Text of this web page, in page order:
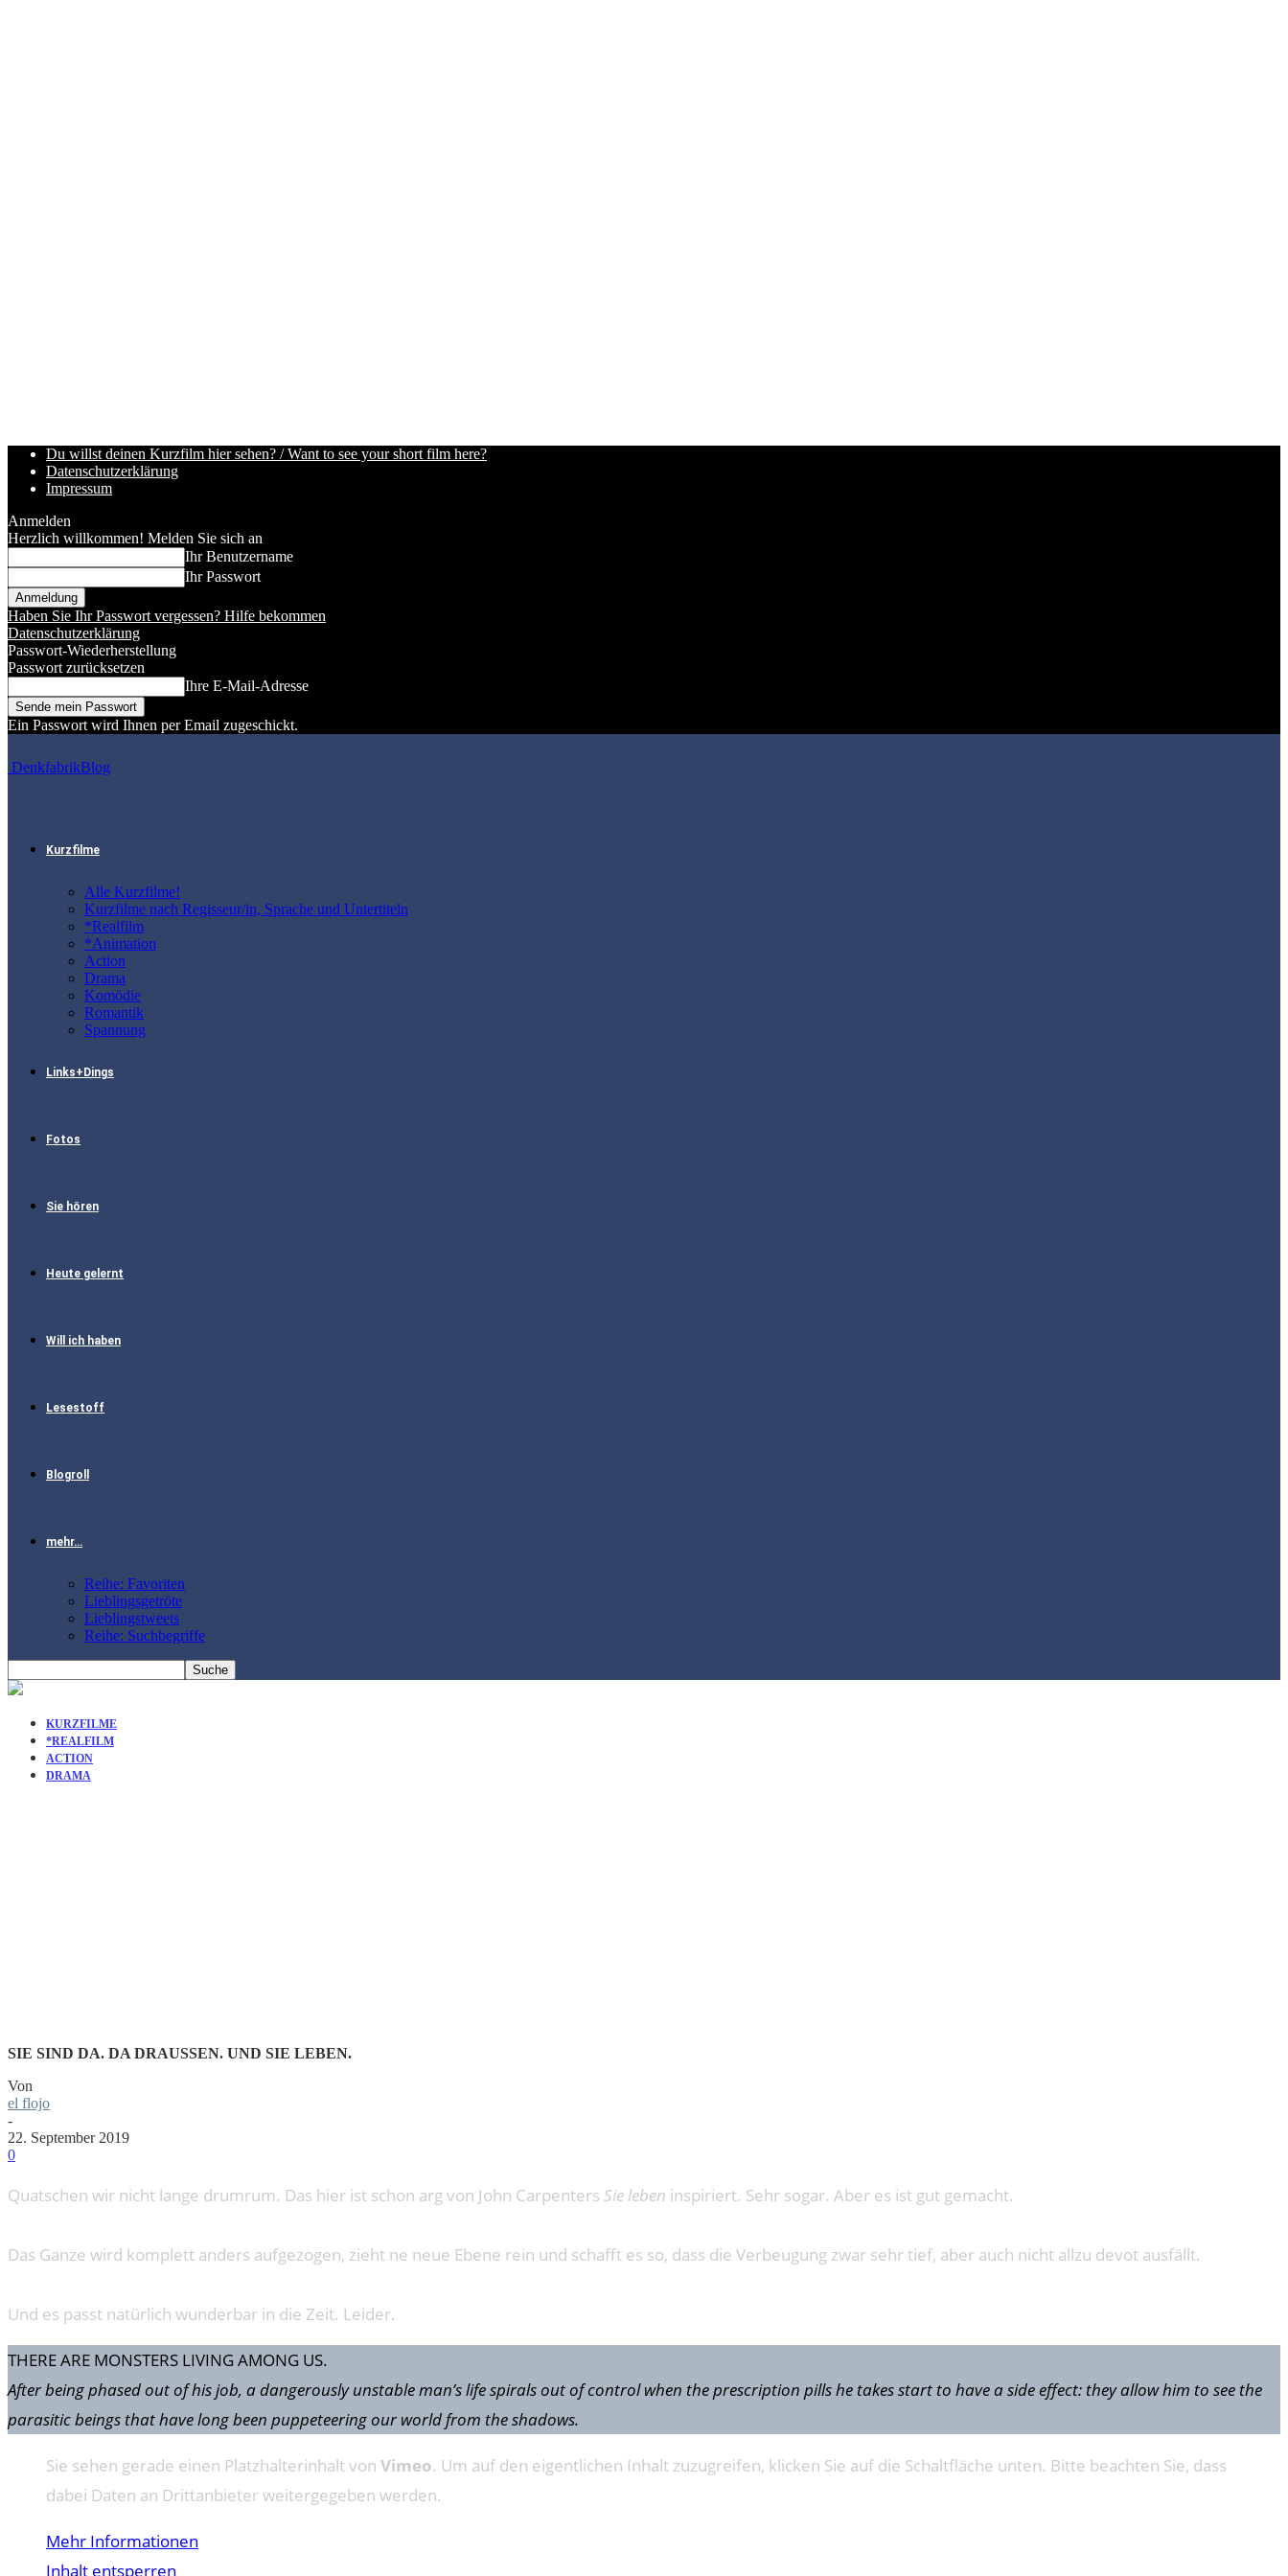
Du willst deinen Kurzfilm hier sehen? / Want to see your short film here?
Datenschutzerklärung
Impressum
Anmelden
Herzlich willkommen! Melden Sie sich an
Ihr Benutzername
Ihr Passwort
Haben Sie Ihr Passwort vergessen? Hilfe bekommen
Datenschutzerklärung
Passwort-Wiederherstellung
Passwort zurücksetzen
Ihre E-Mail-Adresse
Ein Passwort wird Ihnen per Email zugeschickt.
DenkfabrikBlog
Kurzfilme
Alle Kurzfilme!
Kurzfilme nach Regisseur/in, Sprache und Untertiteln
*Realfilm
*Animation
Action
Drama
Komödie
Romantik
Spannung
Links+Dings
Fotos
Sie hören
Heute gelernt
Will ich haben
Lesestoff
Blogroll
mehr…
Reihe: Favoriten
Lieblingsgetröte
Lieblingstweets
Reihe: Suchbegriffe
KURZFILME
*REALFILM
ACTION
DRAMA
SIE SIND DA. DA DRAUSSEN. UND SIE LEBEN.
Von
el flojo
-
22. September 2019
0
Quatschen wir nicht lange drumrum. Das hier ist schon arg von John Carpenters Sie leben inspiriert. Sehr sogar. Aber es ist gut gemacht.
Das Ganze wird komplett anders aufgezogen, zieht ne neue Ebene rein und schafft es so, dass die Verbeugung zwar sehr tief, aber auch nicht allzu devot ausfällt.
Und es passt natürlich wunderbar in die Zeit. Leider.
THERE ARE MONSTERS LIVING AMONG US.
After being phased out of his job, a dangerously unstable man’s life spirals out of control when the prescription pills he takes start to have a side effect: they allow him to see the
parasitic beings that have long been puppeteering our world from the shadows.
Sie sehen gerade einen Platzhalterinhalt von Vimeo. Um auf den eigentlichen Inhalt zuzugreifen, klicken Sie auf die Schaltfläche unten. Bitte beachten Sie, dass
dabei Daten an Drittanbieter weitergegeben werden.
Mehr Informationen
Inhalt entsperren